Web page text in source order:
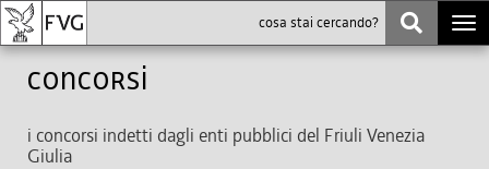
Concorsi
i concorsi indetti dagli enti pubblici del Friuli Venezia
Giulia